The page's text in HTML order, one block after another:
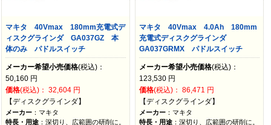
マキタ 40Vmax 180mm充電式デ
ィスクグラインダ GA037GZ 本
体のみ パドルスイッチ
メーカー希望小売価格(税込)：
50,160 円
価格(税込)：32,604 円
【ディスクグラインダ】
メーカー ：マキタ
特長・用途 ：深切り、広範囲の研削に。
マキタ 40Vmax 4.0Ah 180mm
充電式ディスクグラインダ
GA037GRMX パドルスイッチ
メーカー希望小売価格(税込)：
123,530 円
価格(税込)：86,471 円
【ディスクグラインダ】
メーカー ：マキタ
特長・用途 ：深切り、広範囲の研削に。